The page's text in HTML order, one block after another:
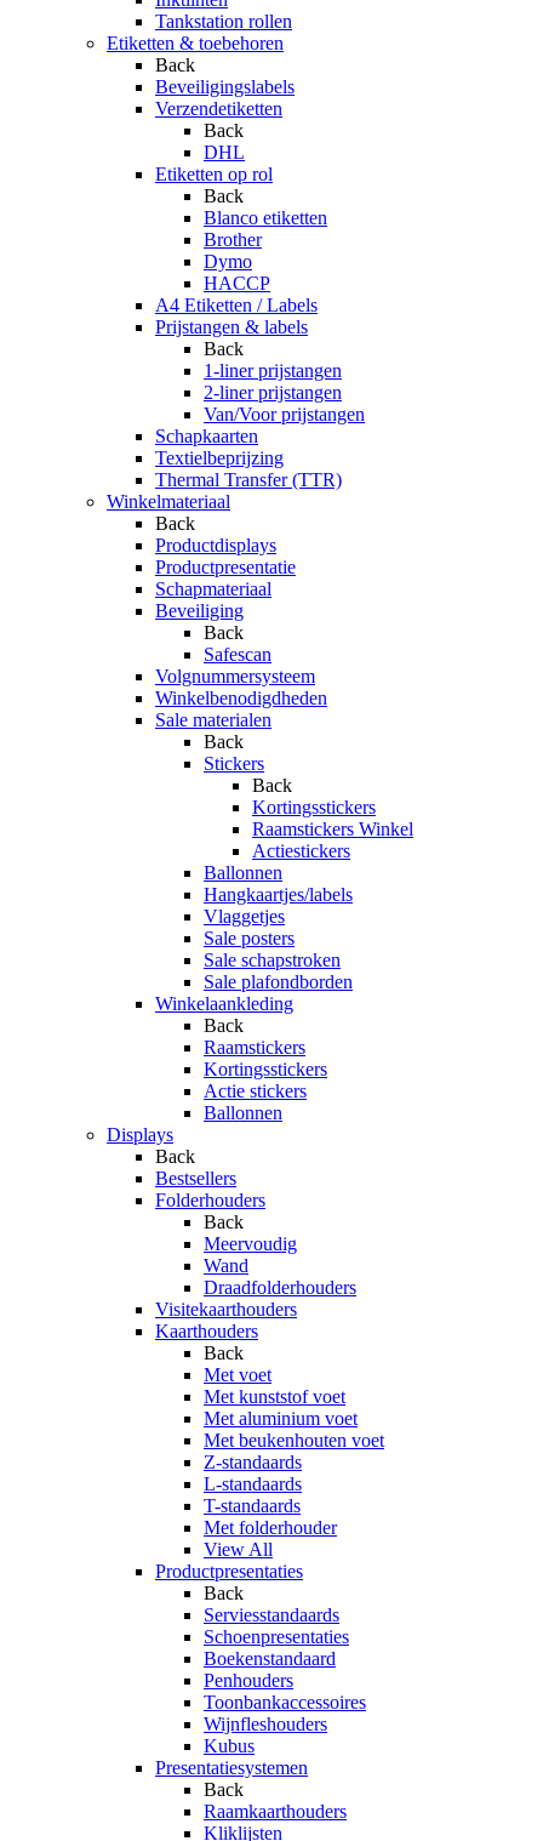
Tankstation rollen
Etiketten & toebehoren
Back
Beveiligingslabels
Verzendetiketten
Back
DHL
Etiketten op rol
Back
Blanco etiketten
Brother
Dymo
HACCP
A4 Etiketten / Labels
Prijstangen & labels
Back
1-liner prijstangen
2-liner prijstangen
Van/Voor prijstangen
Schapkaarten
Textielbeprijzing
Thermal Transfer (TTR)
Winkelmateriaal
Back
Productdisplays
Productpresentatie
Schapmateriaal
Beveiliging
Back
Safescan
Volgnummersysteem
Winkelbenodigdheden
Sale materialen
Back
Stickers
Back
Kortingsstickers
Raamstickers Winkel
Actiestickers
Ballonnen
Hangkaartjes/labels
Vlaggetjes
Sale posters
Sale schapstroken
Sale plafondborden
Winkelaankleding
Back
Raamstickers
Kortingsstickers
Actie stickers
Ballonnen
Displays
Back
Bestsellers
Folderhouders
Back
Meervoudig
Wand
Draadfolderhouders
Visitekaarthouders
Kaarthouders
Back
Met voet
Met kunststof voet
Met aluminium voet
Met beukenhouten voet
Z-standaards
L-standaards
T-standaards
Met folderhouder
View All
Productpresentaties
Back
Serviesstandaards
Schoenpresentaties
Boekenstandaard
Penhouders
Toonbankaccessoires
Wijnfleshouders
Kubus
Presentatiesystemen
Back
Raamkaarthouders
Kliklijsten